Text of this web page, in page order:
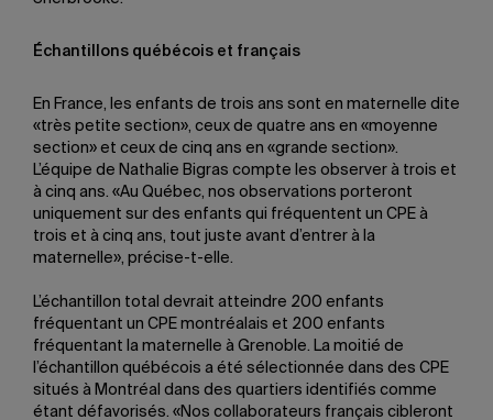
Échantillons québécois et français
En France, les enfants de trois ans sont en maternelle dite
«très petite section», ceux de quatre ans en «moyenne
section» et ceux de cinq ans en «grande section».
L’équipe de Nathalie Bigras compte les observer à trois et
à cinq ans. «Au Québec, nos observations porteront
uniquement sur des enfants qui fréquentent un CPE à
trois et à cinq ans, tout juste avant d’entrer à la
maternelle», précise-t-elle.
L’échantillon total devrait atteindre 200 enfants
fréquentant un CPE montréalais et 200 enfants
fréquentant la maternelle à Grenoble. La moitié de
l’échantillon québécois a été sélectionnée dans des CPE
situés à Montréal dans des quartiers identifiés comme
étant défavorisés. «Nos collaborateurs français cibleront